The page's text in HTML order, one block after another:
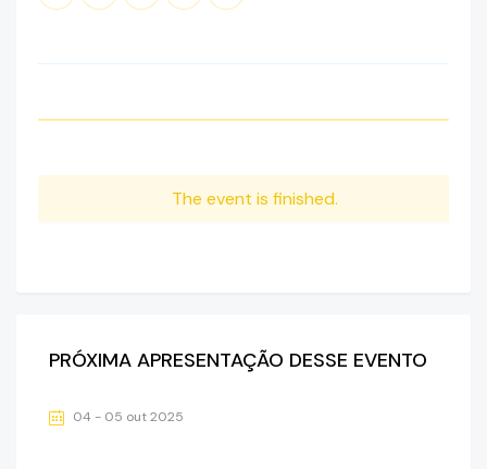
The event is finished.
PRÓXIMA APRESENTAÇÃO DESSE EVENTO
04 - 05 out 2025